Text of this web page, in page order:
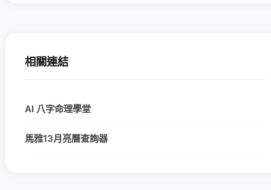
相關連結
AI 八字命理學堂
馬雅13月亮曆查詢器